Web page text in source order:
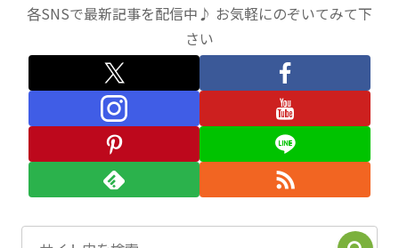
各SNSで最新記事を配信中♪ お気軽にのぞいてみて下
さい